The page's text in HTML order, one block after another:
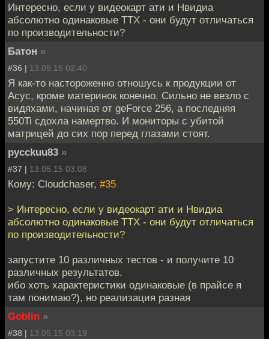
Интересно, если у видеокарт ати и Нвидиа
абсолютно одинаковые ТТХ - они будут отличаться
по производительности?
Батон »
#36 | 13.05.15 02:40
Я как-то настороженно отношусь к продукции от
Асус, кроме материнок конечно. Сильно не везло с
видяхами, начиная от geForce 256, а последняя
550Ti сдохла намертво. И мониторы с убитой
матрицей до сих пор перед глазами стоят.
pycckuu83 »
#37 | 13.05.15 03:08
Кому: Cloudchaser, #35
> Интересно, если у видеокарт ати и Нвидиа
абсолютно одинаковые ТТХ - они будут отличаться
по производительности?
запустите 10 различных тестов - и получите 10
различных результатов.
ибо хоть характеристики одинаковые (в прайсе я
там понимаю?), но реализация разная
Goblin »
#38 | 13.05.15 03:19